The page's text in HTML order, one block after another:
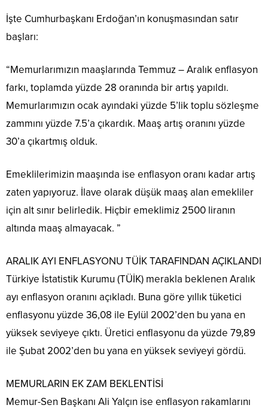
İşte Cumhurbaşkanı Erdoğan’ın konuşmasından satır
başları:
“Memurlarımızın maaşlarında Temmuz – Aralık enflasyon
farkı, toplamda yüzde 28 oranında bir artış yapıldı.
Memurlarımızın ocak ayındaki yüzde 5’lik toplu sözleşme
zammını yüzde 7.5’a çıkardık. Maaş artış oranını yüzde
30’a çıkartmış olduk.
Emeklilerimizin maaşında ise enflasyon oranı kadar artış
zaten yapıyoruz. İlave olarak düşük maaş alan emekliler
için alt sınır belirledik. Hiçbir emeklimiz 2500 liranın
altında maaş almayacak. ”
ARALIK AYI ENFLASYONU TÜİK TARAFINDAN AÇIKLANDI
Türkiye İstatistik Kurumu (TÜİK) merakla beklenen Aralık
ayı enflasyon oranını açıkladı. Buna göre yıllık tüketici
enflasyonu yüzde 36,08 ile Eylül 2002’den bu yana en
yüksek seviyeye çıktı. Üretici enflasyonu da yüzde 79,89
ile Şubat 2002’den bu yana en yüksek seviyeyi gördü.
MEMURLARIN EK ZAM BEKLENTİSİ
Memur-Sen Başkanı Ali Yalçın ise enflasyon rakamlarını